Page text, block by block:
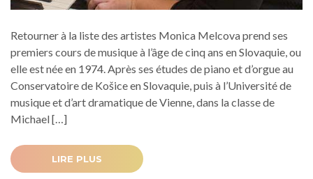
Retourner à la liste des artistes Monica Melcova prend ses
premiers cours de musique à l’âge de cinq ans en Slovaquie, ou
elle est née en 1974. Après ses études de piano et d’orgue au
Conservatoire de Košice en Slovaquie, puis à l’Université de
musique et d’art dramatique de Vienne, dans la classe de
Michael […]
LIRE PLUS